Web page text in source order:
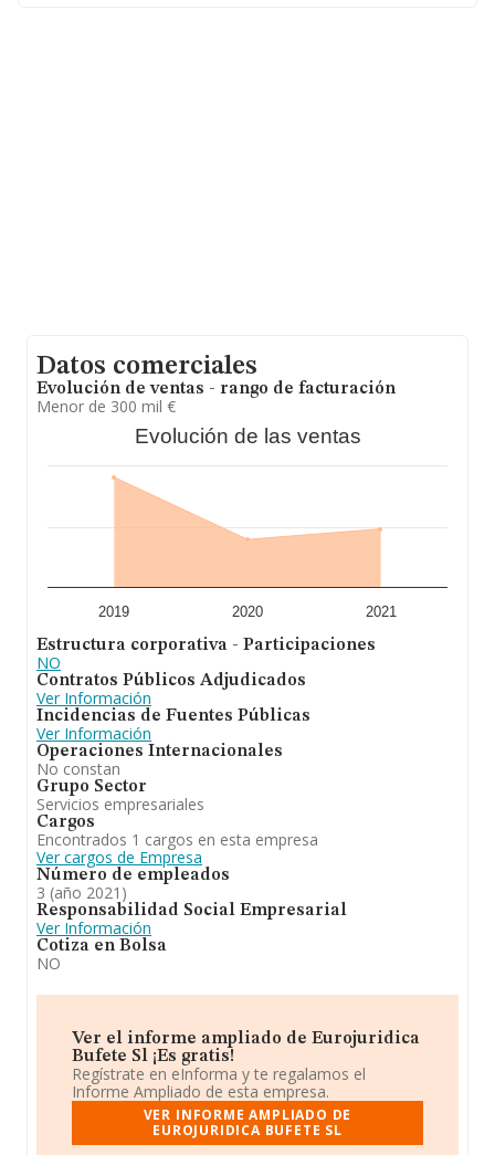
Datos comerciales
Evolución de ventas - rango de facturación
Menor de 300 mil €
Evolución de las ventas
2019 2020 2021
Estructura corporativa - Participaciones
NO
Contratos Públicos Adjudicados
Ver Información
Incidencias de Fuentes Públicas
Ver Información
Operaciones Internacionales
No constan
Grupo Sector
Servicios empresariales
Cargos
Encontrados 1 cargos en esta empresa
Ver cargos de Empresa
Número de empleados
3 (año 2021)
Responsabilidad Social Empresarial
Ver Información
Cotiza en Bolsa
NO
Ver el informe ampliado de Eurojuridica
Bufete Sl ¡Es gratis!
Regístrate en eInforma y te regalamos el
Informe Ampliado de esta empresa.
VER INFORME AMPLIADO DE
EUROJURIDICA BUFETE SL